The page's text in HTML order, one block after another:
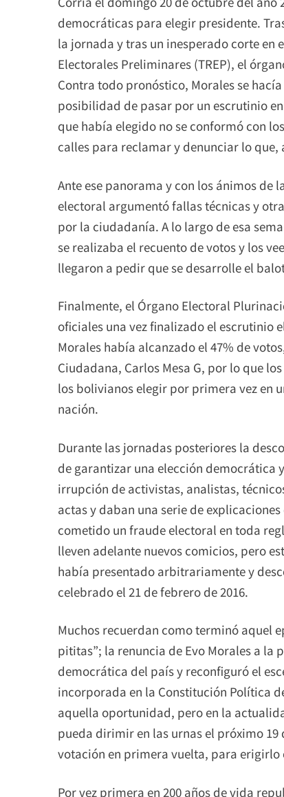
democráticas para elegir presidente.
la jornada y tras un inesperado corte en
Electorales Preliminares (TREP), el
Contra todo pronóstico, Morales se
posibilidad de pasar por un escrutinio
que había elegido no se conformó con
calles para reclamar y denunciar lo
Ante ese panorama y con los ánimos
electoral argumentó fallas técnicas y
por la ciudadanía. A lo largo de esa
se realizaba el recuento de votos y los
llegaron a pedir que se desarrolle el
Finalmente, el Órgano Electoral
oficiales una vez finalizado el escrutinio
Morales había alcanzado el 47% de
Ciudadana, Carlos Mesa G, por lo que
los bolivianos elegir por primera vez en
nación.
Durante las jornadas posteriores la
de garantizar una elección democrática
irrupción de activistas, analistas,
actas y daban una serie de
cometido un fraude electoral en toda
lleven adelante nuevos comicios, pero
había presentado arbitrariamente y
celebrado el 21 de febrero de 2016.
Muchos recuerdan como terminó aquel
pititas”; la renuncia de Evo Morales a
democrática del país y reconfiguró el
incorporada en la Constitución Política
aquella oportunidad, pero en la
pueda dirimir en las urnas el próximo
votación en primera vuelta, para erigirlo
Por vez primera en 200 años de vida